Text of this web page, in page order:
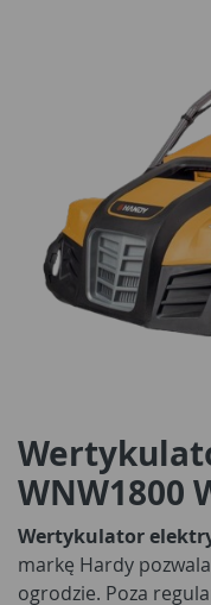
WNW1800
Wertykulator
markę Hardy
ogrodzie. Poza